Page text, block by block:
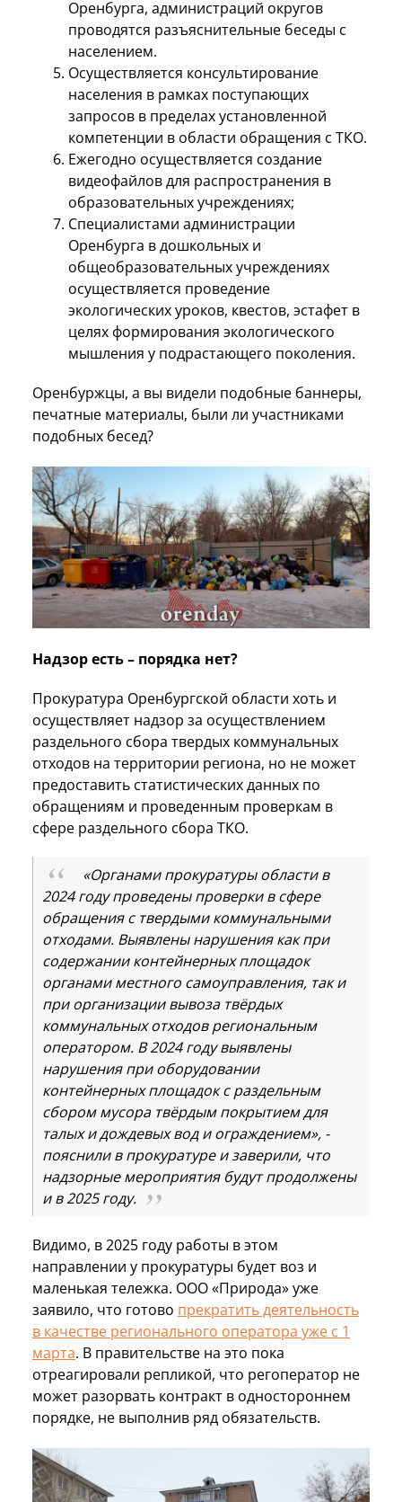
Оренбурга, администраций округов
проводятся разъяснительные беседы с
населением.
Осуществляется консультирование
населения в рамках поступающих
запросов в пределах установленной
компетенции в области обращения с ТКО.
Ежегодно осуществляется создание
видеофайлов для распространения в
образовательных учреждениях;
Специалистами администрации
Оренбурга в дошкольных и
общеобразовательных учреждениях
осуществляется проведение
экологических уроков, квестов, эстафет в
целях формирования экологического
мышления у подрастающего поколения.
Оренбуржцы, а вы видели подобные баннеры,
печатные материалы, были ли участниками
подобных бесед?
Надзор есть – порядка нет?
Прокуратура Оренбургской области хоть и
осуществляет надзор за осуществлением
раздельного сбора твердых коммунальных
отходов на территории региона, но не может
предоставить статистических данных по
обращениям и проведенным проверкам в
сфере раздельного сбора ТКО.
«Органами прокуратуры области в
2024 году проведены проверки в сфере
обращения с твердыми коммунальными
отходами. Выявлены нарушения как при
содержании контейнерных площадок
органами местного самоуправления, так и
при организации вывоза твёрдых
коммунальных отходов региональным
оператором. В 2024 году выявлены
нарушения при оборудовании
контейнерных площадок с раздельным
сбором мусора твёрдым покрытием для
талых и дождевых вод и ограждением», -
пояснили в прокуратуре и заверили, что
надзорные мероприятия будут продолжены
и в 2025 году.
Видимо, в 2025 году работы в этом
направлении у прокуратуры будет воз и
маленькая тележка. ООО «Природа» уже
заявило, что готово прекратить деятельность
в качестве регионального оператора уже с 1
марта. В правительстве на это пока
отреагировали репликой, что регоператор не
может разорвать контракт в одностороннем
порядке, не выполнив ряд обязательств.